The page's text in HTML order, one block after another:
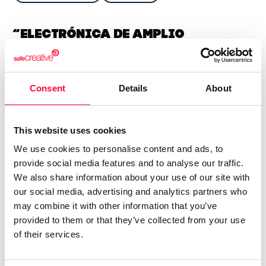
Consent Details About
This website uses cookies
We use cookies to personalise content and ads, to
provide social media features and to analyse our traffic.
We also share information about your use of our site with
our social media, advertising and analytics partners who
may combine it with other information that you’ve
provided to them or that they’ve collected from your use
of their services.
“Electrónica de amplio
espectro.”
los conceptos. Siempre digo que hago música electrónica
de amplio espectro. Creo que soy un experimentador
sonoro, un creador de paisajes sonoros variados. En cuanto
a la escritura, bueno, me gusta escribir como vocación,
porque me apasiona la ciencia ficción, aunque me gusta
todo aquello que sea interesante y que esté hecho con
pasión.